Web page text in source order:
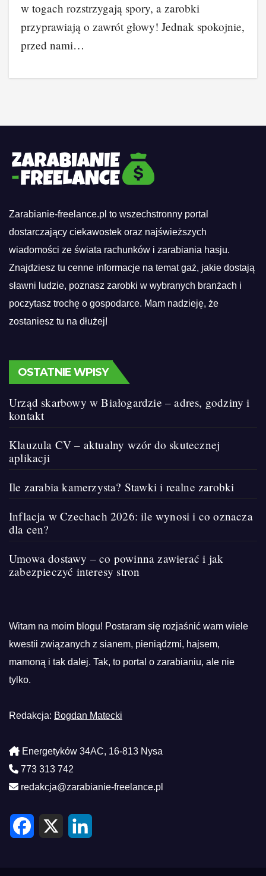
w togach rozstrzygają spory, a zarobki
przyprawiają o zawrót głowy! Jednak spokojnie,
przed nami…
Zarabianie-freelance.pl to wszechstronny portal
dostarczający ciekawostek oraz najświeższych
wiadomości ze świata rachunków i zarabiania hasju.
Znajdziesz tu cenne informacje na temat gaż, jakie dostają
sławni ludzie, poznasz zarobki w wybranych branżach i
poczytasz trochę o gospodarce. Mam nadzieję, że
zostaniesz tu na dłużej!
OSTATNIE WPISY
Urząd skarbowy w Białogardzie – adres, godziny i
kontakt
Klauzula CV – aktualny wzór do skutecznej
aplikacji
Ile zarabia kamerzysta? Stawki i realne zarobki
Inflacja w Czechach 2026: ile wynosi i co oznacza
dla cen?
Umowa dostawy – co powinna zawierać i jak
zabezpieczyć interesy stron
Witam na moim blogu! Postaram się rozjaśnić wam wiele
kwestii związanych z sianem, pieniądzmi, hajsem,
mamoną i tak dalej. Tak, to portal o zarabianiu, ale nie
tylko.
Redakcja: Bogdan Matecki
Energetyków 34AC, 16-813 Nysa
773 313 742
redakcja@zarabianie-freelance.pl
F
X